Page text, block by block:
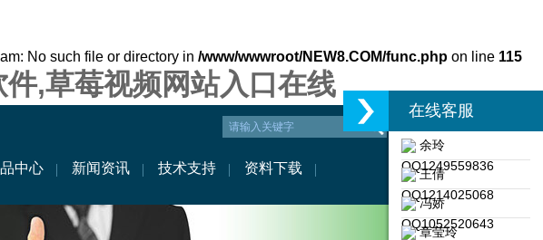
No such file or directory in /www/wwwroot/NEW8.COM/func.php on line 115
,草莓视频网站入口在线
中心 新闻资讯 技术支持 资料下载
在线客服
余玲
QQ1249559836
王倩
QQ1214025068
冯娇
QQ1052520643
章莹玲